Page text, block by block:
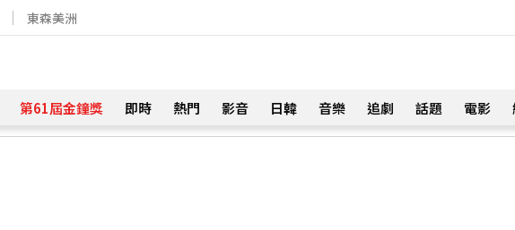
東森美洲
第61屆金鐘獎 即時 熱門 影音 日韓 音樂 追劇 話題 電影